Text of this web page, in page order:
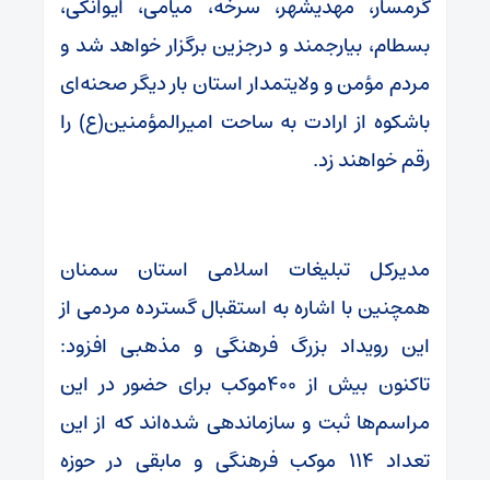
گرمسار، مهدیشهر، سرخه، میامی، ایوانکی،
بسطام، بیارجمند و درجزین برگزار خواهد شد و
مردم مؤمن و ولایتمدار استان بار دیگر صحنه‌ای
باشکوه از ارادت به ساحت امیرالمؤمنین(ع) را
رقم خواهند زد.
مدیرکل تبلیغات اسلامی استان سمنان
همچنین با اشاره به استقبال گسترده مردمی از
این رویداد بزرگ فرهنگی و مذهبی افزود:
تاکنون بیش از ۴۰۰موکب برای حضور در این
مراسم‌ها ثبت و سازماندهی شده‌اند که از این
تعداد ۱۱۴ موکب فرهنگی و مابقی در حوزه